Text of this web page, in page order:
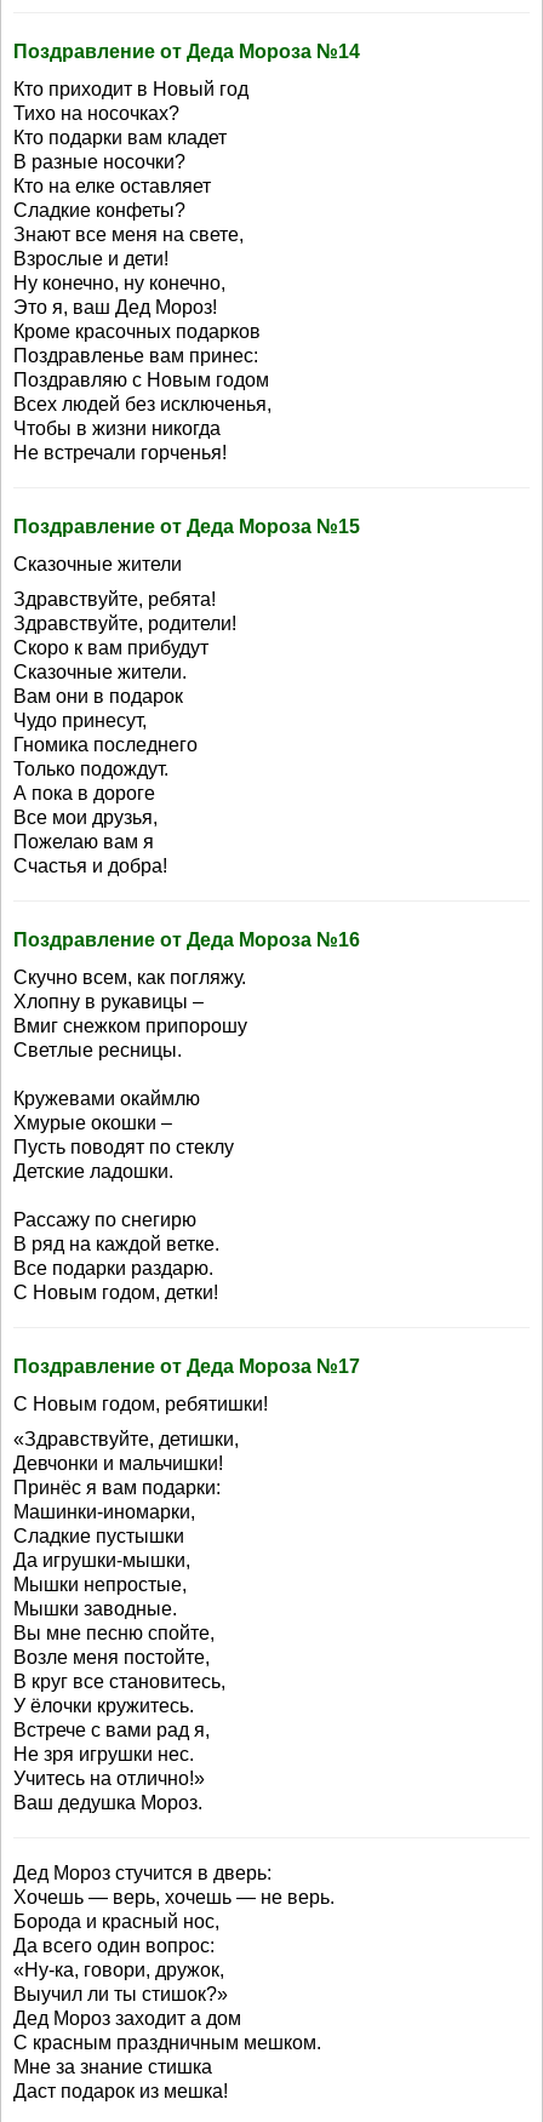
Поздравление от Деда Мороза №14
Кто приходит в Новый год
Тихо на носочках?
Кто подарки вам кладет
В разные носочки?
Кто на елке оставляет
Сладкие конфеты?
Знают все меня на свете,
Взрослые и дети!
Ну конечно, ну конечно,
Это я, ваш Дед Мороз!
Кроме красочных подарков
Поздравленье вам принес:
Поздравляю с Новым годом
Всех людей без исключенья,
Чтобы в жизни никогда
Не встречали горченья!
Поздравление от Деда Мороза №15
Сказочные жители
Здравствуйте, ребята!
Здравствуйте, родители!
Скоро к вам прибудут
Сказочные жители.
Вам они в подарок
Чудо принесут,
Гномика последнего
Только подождут.
А пока в дороге
Все мои друзья,
Пожелаю вам я
Счастья и добра!
Поздравление от Деда Мороза №16
Скучно всем, как погляжу.
Хлопну в рукавицы –
Вмиг снежком припорошу
Светлые ресницы.
Кружевами окаймлю
Хмурые окошки –
Пусть поводят по стеклу
Детские ладошки.
Рассажу по снегирю
В ряд на каждой ветке.
Все подарки раздарю.
С Новым годом, детки!
Поздравление от Деда Мороза №17
С Новым годом, ребятишки!
«Здравствуйте, детишки,
Девчонки и мальчишки!
Принёс я вам подарки:
Машинки-иномарки,
Сладкие пустышки
Да игрушки-мышки,
Мышки непростые,
Мышки заводные.
Вы мне песню спойте,
Возле меня постойте,
В круг все становитесь,
У ёлочки кружитесь.
Встрече с вами рад я,
Не зря игрушки нес.
Учитесь на отлично!»
Ваш дедушка Мороз.
Дед Мороз стучится в дверь:
Хочешь — верь, хочешь — не верь.
Борода и красный нос,
Да всего один вопрос:
«Ну-ка, говори, дружок,
Выучил ли ты стишок?»
Дед Мороз заходит а дом
С красным праздничным мешком.
Мне за знание стишка
Даст подарок из мешка!